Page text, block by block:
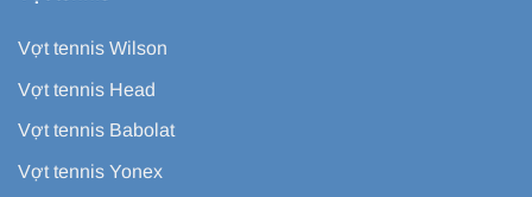
Vợt tennis Wilson
Vợt tennis Head
Vợt tennis Babolat
Vợt tennis Yonex